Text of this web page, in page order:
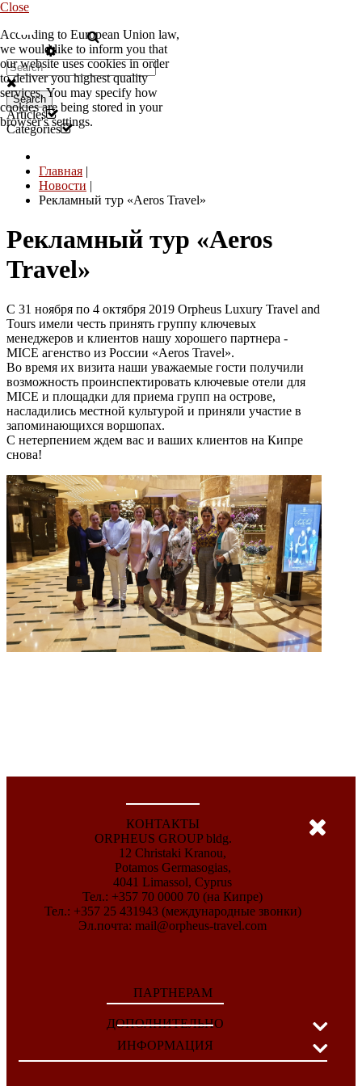
Close
According to European Union law,
we would like to inform you that
our website uses cookies in order
to deliver you highest quality
services. You may specify how
cookies are being stored in your
browser's settings.
RU
Search
Articles
Categories
Главная |
Новости |
Рекламный тур «Aeros Travel»
Рекламный тур «Aeros
Travel»
С 31 ноября по 4 октября 2019 Orpheus Luxury Travel and
Tours имели честь принять группу ключевых
менеджеров и клиентов нашу хорошего партнера -
MICE агенство из России «Aeros Travel».
Во время их визита наши уважаемые гости получили
возможность проинспектировать ключевые отели для
MICE и площадки для приема групп на острове,
насладились местной культурой и приняли участие в
запоминающихся воршопах.
С нетерпением ждем вас и ваших клиентов на Кипре
снова!
КОНТАКТЫ
ORPHEUS GROUP bldg.
12 Christaki Kranou,
Potamos Germasogias,
4041 Limassol, Cyprus
Тел.: +357 70 0000 70 (на Кипре)
Тел.: +357 25 431943 (международные звонки)
Эл.почта:mail@orpheus-travel.com
ПАРТНЕРАМ
ДОПОЛНИТЕЛЬНО
ИНФОРМАЦИЯ